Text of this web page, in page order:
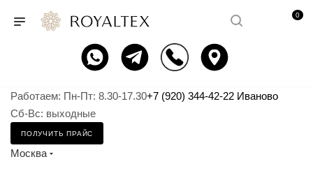
0
Работаем: Пн-Пт: 8.30-17.30
Сб-Вс: выходные
+7 (920) 344-42-22 Иваново
ПОЛУЧИТЬ ПРАЙС
Москва